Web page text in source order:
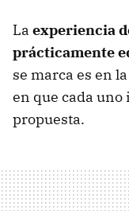
La experiencia
prácticamente
se marca es en
en que cada
propuesta.